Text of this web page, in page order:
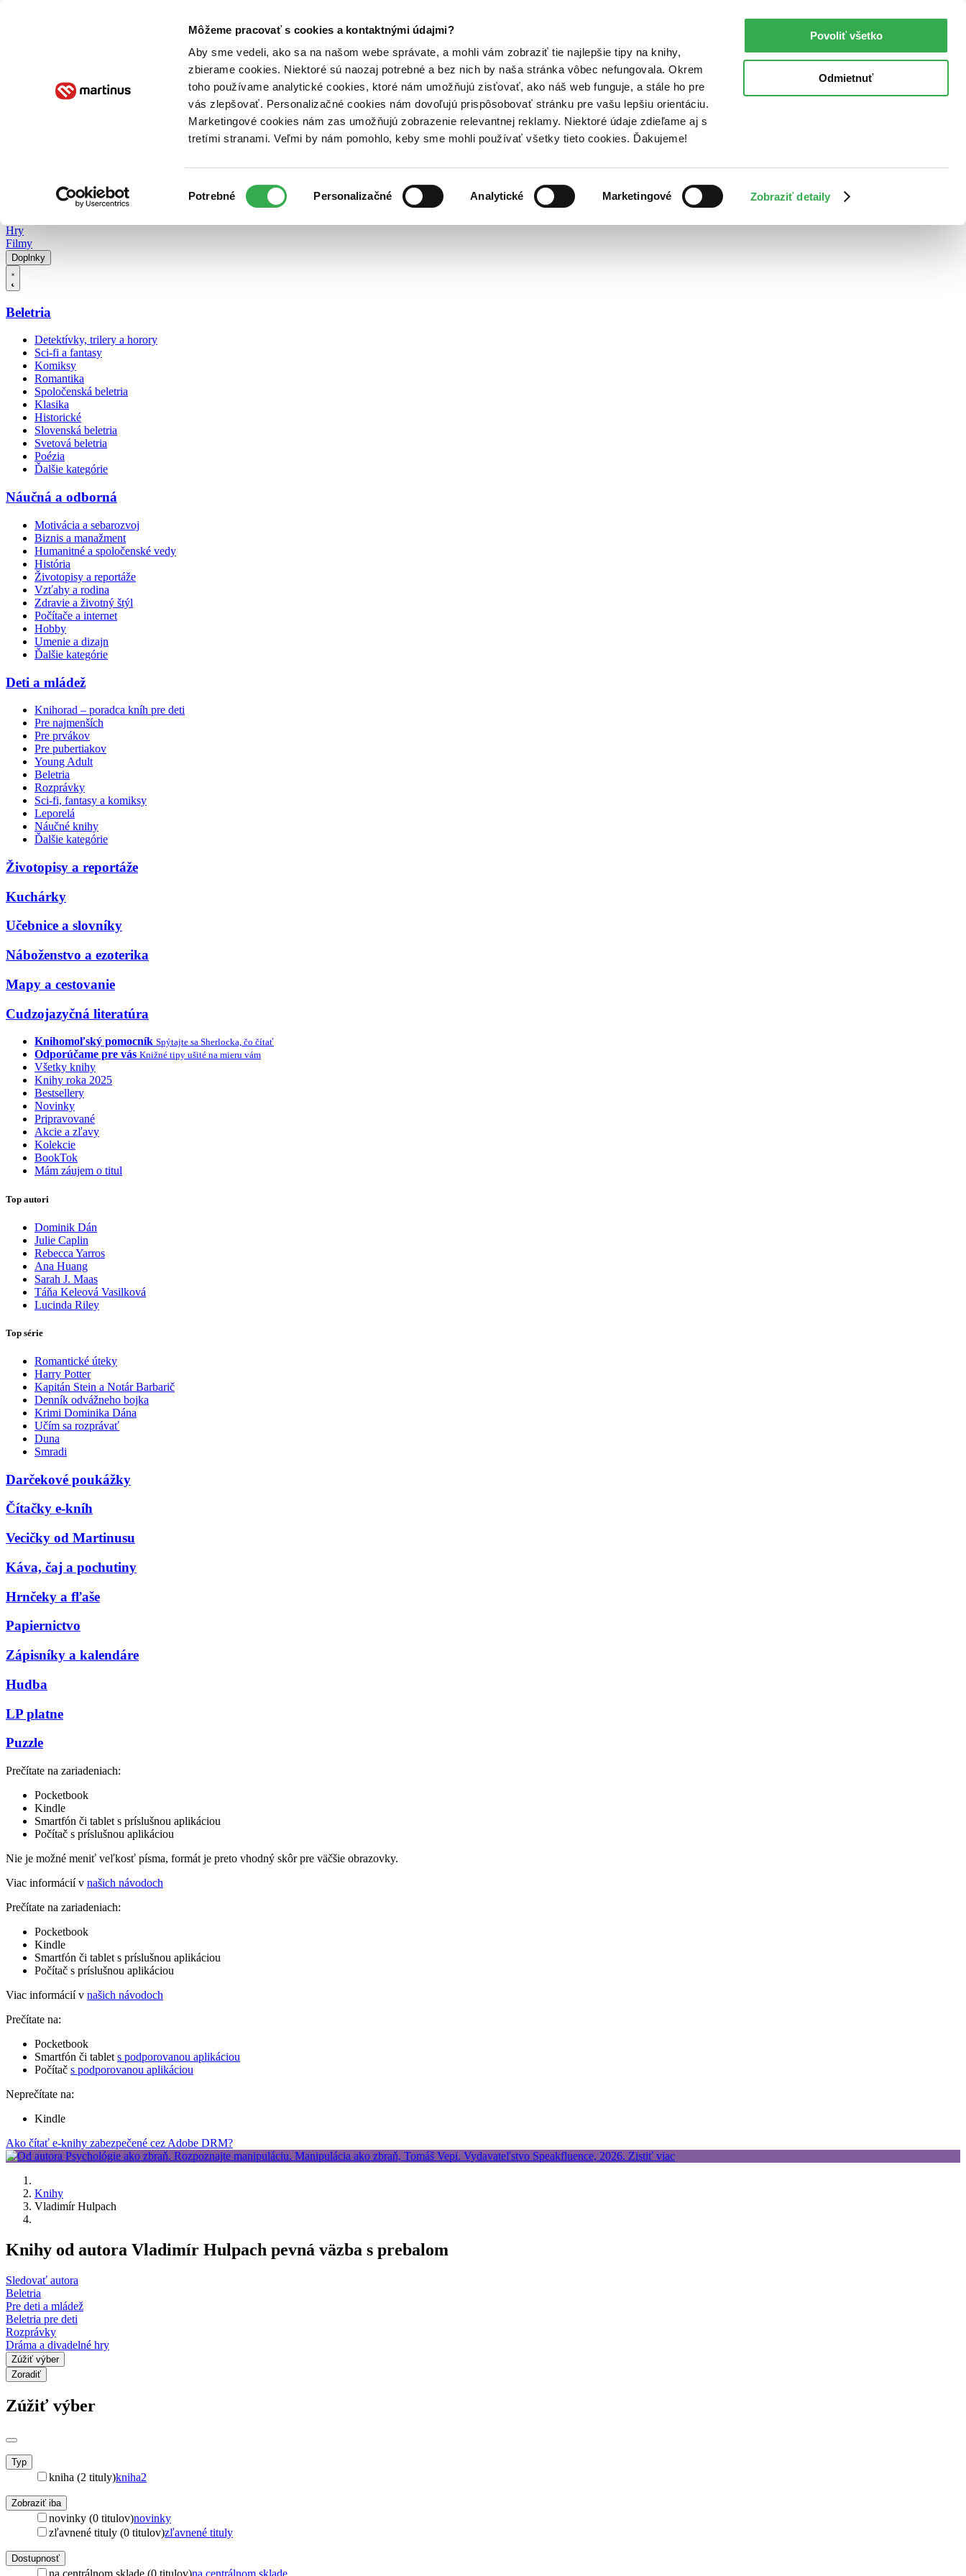
Môžeme pracovať s cookies a kontaktnými údajmi?
Aby sme vedeli, ako sa na našom webe správate, a mohli vám zobraziť tie najlepšie tipy na knihy,
zbierame cookies. Niektoré sú naozaj potrebné a bez nich by naša stránka vôbec nefungovala. Okrem
toho používame analytické cookies, ktoré nám umožňujú zisťovať, ako náš web funguje, a stále ho pre
vás zlepšovať. Personalizačné cookies nám dovoľujú prispôsobovať stránku pre vašu lepšiu orientáciu.
Marketingové cookies nám zas umožňujú zobrazenie relevantnej reklamy. Niektoré údaje zdieľame aj s
tretími stranami. Veľmi by nám pomohlo, keby sme mohli používať všetky tieto cookies. Ďakujeme!
súhlasu
Potrebné Personalizačné Analytické Marketingové Zobraziť detaily
Povoliť všetko
Odmietnuť
Poukážky Kontakt
Hry
Filmy
Doplnky
Beletria
Detektívky, trilery a horory
Sci-fi a fantasy
Komiksy
Romantika
Spoločenská beletria
Klasika
Historické
Slovenská beletria
Svetová beletria
Poézia
Ďalšie kategórie
Náučná a odborná
Motivácia a sebarozvoj
Biznis a manažment
Humanitné a spoločenské vedy
História
Životopisy a reportáže
Vzťahy a rodina
Zdravie a životný štýl
Počítače a internet
Hobby
Umenie a dizajn
Ďalšie kategórie
Deti a mládež
Knihorad – poradca kníh pre deti
Pre najmenších
Pre prvákov
Pre pubertiakov
Young Adult
Beletria
Rozprávky
Sci-fi, fantasy a komiksy
Leporelá
Náučné knihy
Ďalšie kategórie
Životopisy a reportáže
Kuchárky
Učebnice a slovníky
Náboženstvo a ezoterika
Mapy a cestovanie
Cudzojazyčná literatúra
Knihomoľský pomocník Spýtajte sa Sherlocka, čo čítať
Odporúčame pre vás Knižné tipy ušité na mieru vám
Všetky knihy
Knihy roka 2025
Bestsellery
Novinky
Pripravované
Akcie a zľavy
Kolekcie
BookTok
Mám záujem o titul
Top autori
Dominik Dán
Julie Caplin
Rebecca Yarros
Ana Huang
Sarah J. Maas
Táňa Keleová Vasilková
Lucinda Riley
Top série
Romantické úteky
Harry Potter
Kapitán Stein a Notár Barbarič
Denník odvážneho bojka
Krimi Dominika Dána
Učím sa rozprávať
Duna
Smradi
Darčekové poukážky
Čítačky e-kníh
Vecičky od Martinusu
Káva, čaj a pochutiny
Hrnčeky a fľaše
Papiernictvo
Zápisníky a kalendáre
Hudba
LP platne
Puzzle
Prečítate na zariadeniach:
Pocketbook
Kindle
Smartfón či tablet s príslušnou aplikáciou
Počítač s príslušnou aplikáciou
Nie je možné meniť veľkosť písma, formát je preto vhodný skôr pre väčšie obrazovky.
Viac informácií v našich návodoch
Prečítate na zariadeniach:
Pocketbook
Kindle
Smartfón či tablet s príslušnou aplikáciou
Počítač s príslušnou aplikáciou
Viac informácií v našich návodoch
Prečítate na:
Pocketbook
Smartfón či tablet s podporovanou aplikáciou
Počítač s podporovanou aplikáciou
Neprečítate na:
Kindle
Ako čítať e-knihy zabezpečené cez Adobe DRM?
Knihy
Vladimír Hulpach
Knihy od autora Vladimír Hulpach pevná väzba s prebalom
Sledovať autora
Beletria
Pre deti a mládež
Beletria pre deti
Rozprávky
Dráma a divadelné hry
Zúžiť výber
Zoradiť
Zúžiť výber
Typ
kniha (2 tituly)kniha2
Zobraziť iba
novinky (0 titulov)novinky
zľavnené tituly (0 titulov)zľavnené tituly
Dostupnosť
na centrálnom sklade (0 titulov)na centrálnom sklade